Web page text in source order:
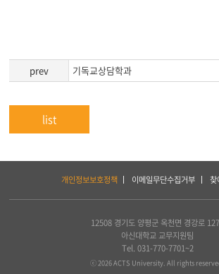
prev 기독교상담학과
list
개인정보보호정책 이메일무단수집거부 찾
12508 경기도 양평군 옥천면 경강로
아신대학교 교무지원팀
Tel. 031-770-7701~2
ⓒ 2026 ACTS University. All rights